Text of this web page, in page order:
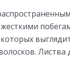
Листва